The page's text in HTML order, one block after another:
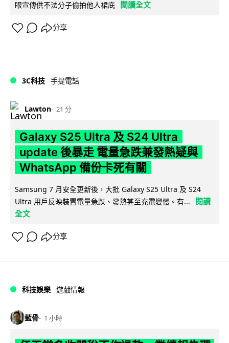
眼宣傳供不法分子偷拍他人裙底 閱讀全文
分享
3C科技 手提電話
Lawton 21 分
Galaxy S25 Ultra 及 S24 Ultra
update 後暴走 電量急跌兼發熱疑與
WhatsApp 備份卡死有關
Samsung 7 月安全更新後，大批 Galaxy S25 Ultra 及 S24
Ultra 用戶反映裝置電量急跌、發熱甚至充電變慢。有...
閱讀
全文
分享
科技娛樂 遊戲情報
藍骨 1 小時